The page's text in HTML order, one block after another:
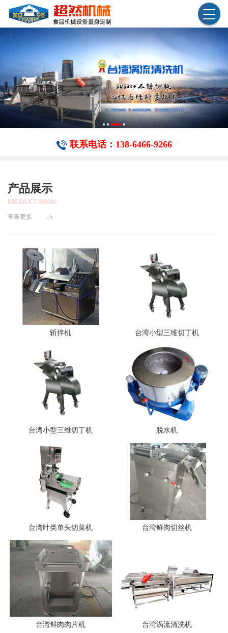
联系电话：138-6466-​9266
产品展示
PRODUCT SHOW
查看更多
斩拌机 台湾小型三维切丁机
台湾小型三维切丁机 脱水机
台湾叶类单头切菜机 台湾鲜肉切丝机
台湾鲜肉肉片机 台湾涡流清洗机